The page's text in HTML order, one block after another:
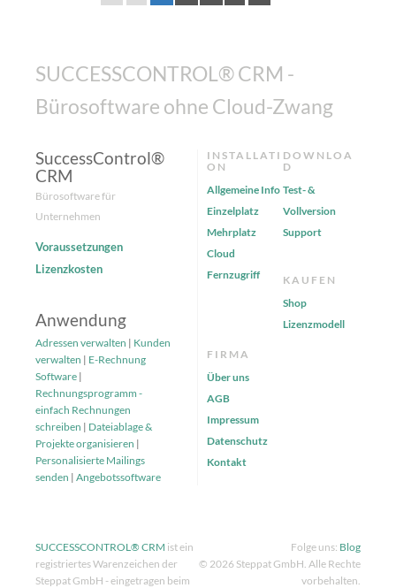
SUCCESSCONTROL® CRM -
Bürosoftware ohne Cloud-Zwang
SuccessControl®
CRM
Bürosoftware für
Unternehmen
Voraussetzungen
Lizenzkosten
Anwendung
Adressen verwalten | Kunden
verwalten | E-Rechnung
Software |
Rechnungsprogramm -
einfach Rechnungen
schreiben | Dateiablage &
Projekte organisieren |
Personalisierte Mailings
senden | Angebotssoftware
INSTALLATI
ON
Allgemeine Info
Einzelplatz
Mehrplatz
Cloud
Fernzugriff
DOWNLOA
D
Test- &
Vollversion
Support
KAUFEN
Shop
Lizenzmodell
FIRMA
Über uns
AGB
Impressum
Datenschutz
Kontakt
SUCCESSCONTROL® CRM ist ein
registriertes Warenzeichen der
Steppat GmbH - eingetragen beim
Folge uns: Blog
© 2026 Steppat GmbH. Alle Rechte
vorbehalten.